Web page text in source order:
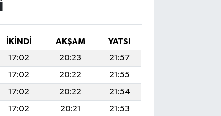
İKINDI AKŞAM
YATSI
17:02 20:23
21:57
17:02 20:22
21:55
17:02 20:22
21:54
17:02 20:21
21:53